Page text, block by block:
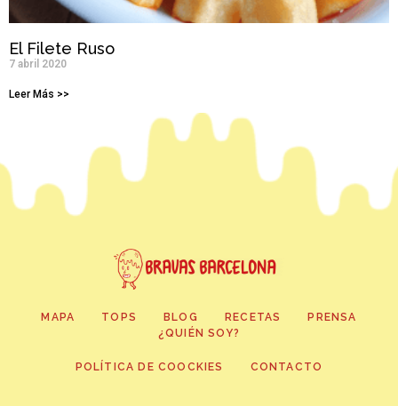
El Filete Ruso
7 abril 2020
Leer Más >>
MAPA TOPS BLOG RECETAS
PRENSA
¿QUIÉN SOY?
POLÍTICA DE COOCKIES CONTACTO